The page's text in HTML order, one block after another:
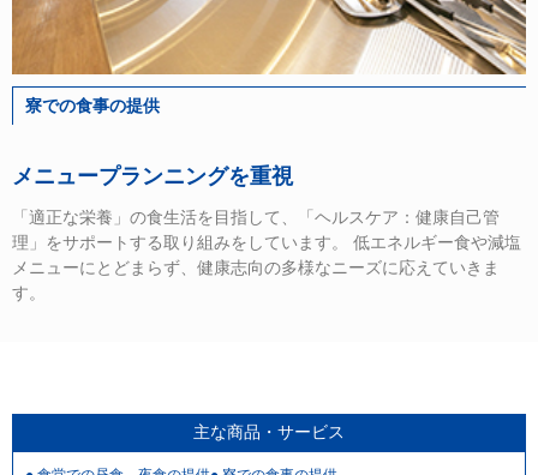
寮での食事の提供
メニュープランニングを重視
「適正な栄養」の食生活を目指して、「ヘルスケア：健康自己管
理」をサポートする取り組みをしています。 低エネルギー食や減塩
メニューにとどまらず、健康志向の多様なニーズに応えていきま
す。
主な商品・サービス